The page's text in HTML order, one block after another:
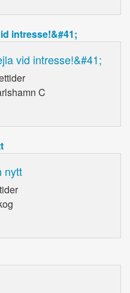
intresse!&#41;
vid intresse!&#41;
C
nytt